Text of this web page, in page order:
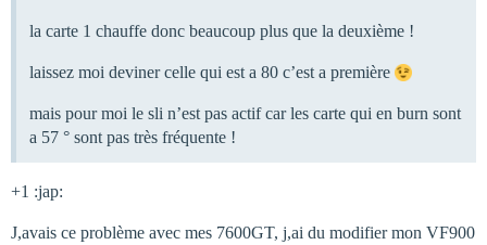
la carte 1 chauffe donc beaucoup plus que la deuxième !
laissez moi deviner celle qui est a 80 c’est a première
mais pour moi le sli n’est pas actif car les carte qui en burn sont
a 57 ° sont pas très fréquente !
+1 :jap:
J,avais ce problème avec mes 7600GT, j,ai du modifier mon VF900